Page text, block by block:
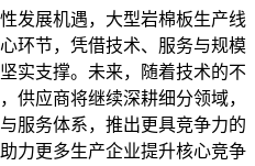
发展机遇，大型岩棉板生产线
环节，凭借技术、服务与规模
实支撑。未来，随着技术的不
供应商将继续深耕细分领域，
服务体系，推出更具竞争力的
力更多生产企业提升核心竞争